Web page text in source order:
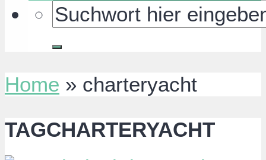
Home » charteryacht
TAGCHARTERYACHT